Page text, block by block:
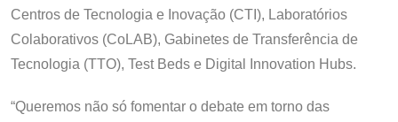
Centros de Tecnologia e Inovação (CTI), Laboratórios
Colaborativos (CoLAB), Gabinetes de Transferência de
Tecnologia (TTO), Test Beds e Digital Innovation Hubs.
“Queremos não só fomentar o debate em torno das